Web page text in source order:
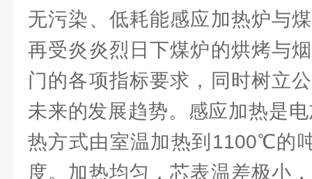
无污染、低耗能感应加热炉与
再受炎炎烈日下煤炉的烘烤与
门的各项指标要求，同时树立
未来的发展趋势。感应加热是
热方式由室温加热到1100℃的
度。加热均匀，芯表温差极小